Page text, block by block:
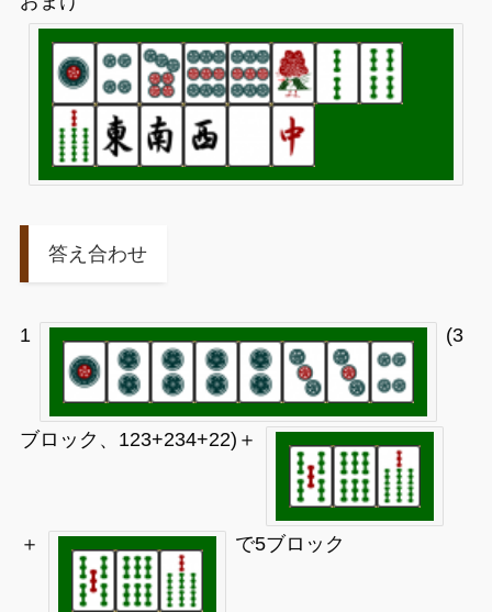
答え合わせ
1 (3
ブロック、123+234+22)＋
＋ で5ブロック